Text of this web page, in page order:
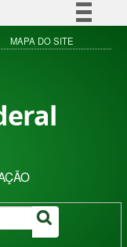
à informação
MAPA DO SITE